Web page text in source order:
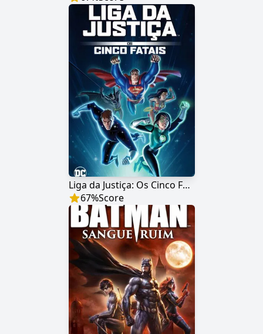
Liga da Justiça: Os Cinco Fatais
67%Score